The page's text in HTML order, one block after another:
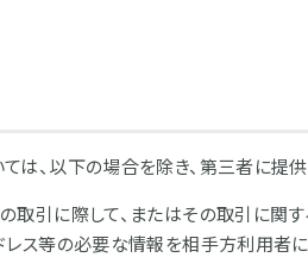
は、以下の場合を除き、第三者に提供
取引に際して、またはその取引に関
レス等の必要な情報を相手方利用者